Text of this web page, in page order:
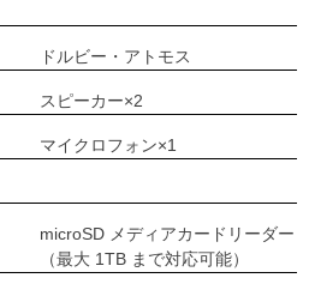
ドルビー・アトモス
スピーカー×2
マイクロフォン×1
microSD メディアカードリーダー
（最大 1TB まで対応可能）